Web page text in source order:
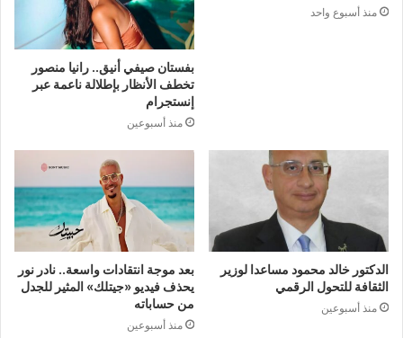
منذ أسبوع واحد
بفستان صيفي أنيق.. رانيا منصور
تخطف الأنظار بإطلالة ناعمة عبر
إنستجرام
منذ أسبوعين
الدكتور خالد محمود مساعدا لوزير
الثقافة للتحول الرقمي
منذ أسبوعين
بعد موجة انتقادات واسعة.. نادر نور
يحذف فيديو «جيتلك» المثير للجدل
من حساباته
منذ أسبوعين